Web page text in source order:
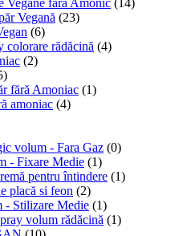
Vegane fără Amonic (14)
Vegană (23)
(6)
colorare rădăcină (4)
(2)
fără Amoniac (1)
amoniac (4)
volum - Fara Gaz (0)
- Fixare Medie (1)
pentru întindere (1)
placă si feon (2)
- Stilizare Medie (1)
volum rădăcină (1)